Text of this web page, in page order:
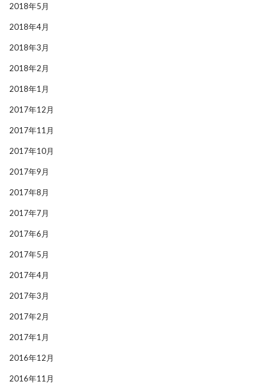
2018年5月
2018年4月
2018年3月
2018年2月
2018年1月
2017年12月
2017年11月
2017年10月
2017年9月
2017年8月
2017年7月
2017年6月
2017年5月
2017年4月
2017年3月
2017年2月
2017年1月
2016年12月
2016年11月